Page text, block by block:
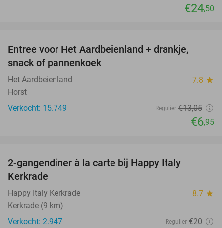
€24,50
Entree voor Het Aardbeienland + drankje,
snack of pannenkoek
Het Aardbeienland 7.8 star
Horst
Verkocht: 15.749
Regulier €13,05
€6,95
2-gangendiner à la carte bij Happy Italy
Kerkrade
Happy Italy Kerkrade 8.7 star
Kerkrade (9 km)
Verkocht: 2.947
Regulier €20